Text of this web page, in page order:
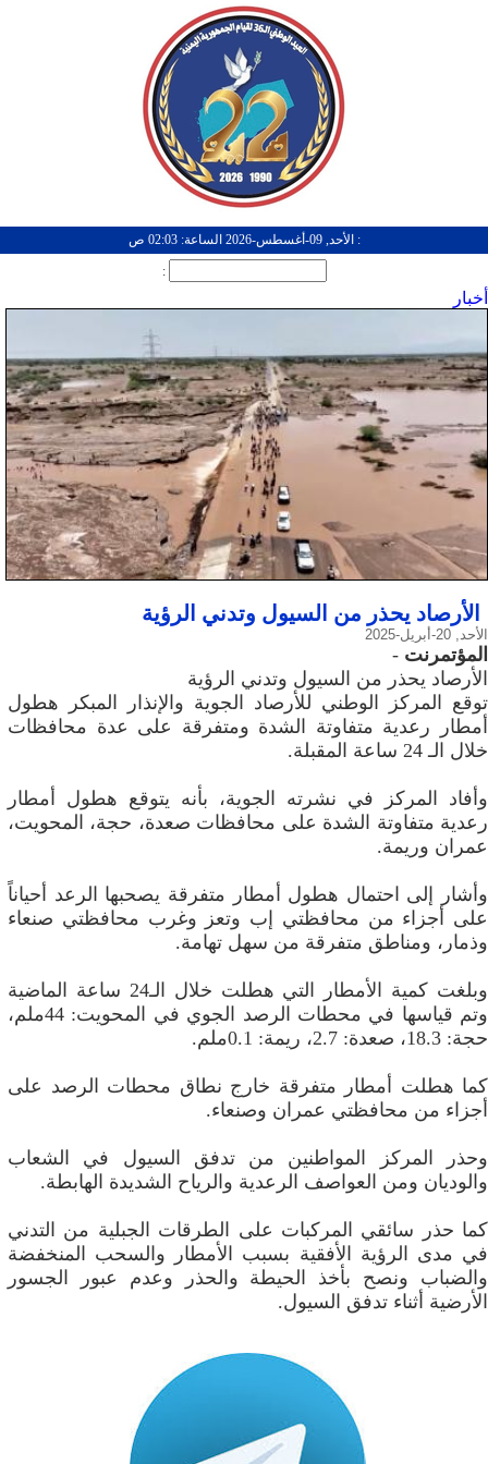
: الأحد, 09-أغسطس-2026 الساعة: 02:03 ص
:
أخبار
الأرصاد يحذر من السيول وتدني الرؤية
الأحد, 20-أبريل-2025
المؤتمرنت -
الأرصاد يحذر من السيول وتدني الرؤية
توقع المركز الوطني للأرصاد الجوية والإنذار المبكر هطول
أمطار رعدية متفاوتة الشدة ومتفرقة على عدة محافظات
خلال الـ 24 ساعة المقبلة.
وأفاد المركز في نشرته الجوية، بأنه يتوقع هطول أمطار
رعدية متفاوتة الشدة على محافظات صعدة، حجة، المحويت،
عمران وريمة.
وأشار إلى احتمال هطول أمطار متفرقة يصحبها الرعد أحياناً
على أجزاء من محافظتي إب وتعز وغرب محافظتي صنعاء
وذمار، ومناطق متفرقة من سهل تهامة.
وبلغت كمية الأمطار التي هطلت خلال الـ24 ساعة الماضية
وتم قياسها في محطات الرصد الجوي في المحويت: 44ملم،
حجة: 18.3، صعدة: 2.7، ريمة: 0.1ملم.
كما هطلت أمطار متفرقة خارج نطاق محطات الرصد على
أجزاء من محافظتي عمران وصنعاء.
وحذر المركز المواطنين من تدفق السيول في الشعاب
والوديان ومن العواصف الرعدية والرياح الشديدة الهابطة.
كما حذر سائقي المركبات على الطرقات الجبلية من التدني
في مدى الرؤية الأفقية بسبب الأمطار والسحب المنخفضة
والضباب ونصح بأخذ الحيطة والحذر وعدم عبور الجسور
الأرضية أثناء تدفق السيول.